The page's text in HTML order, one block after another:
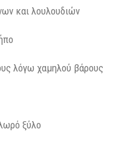
και λουλουδιών
λόγω χαμηλού βάρους
ξύλο